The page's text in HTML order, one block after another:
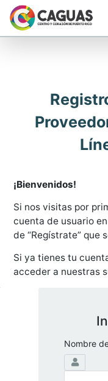
¡Bienvenidos!
Si nos visitas por
cuenta de usuario
de “Regístrate” que
Si ya tienes tu
acceder a nuestras
Nombre